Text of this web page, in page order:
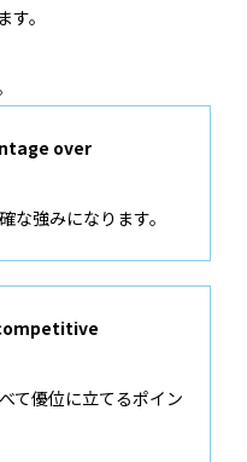
。
over
な強みになります。
て優位に立てるポイン